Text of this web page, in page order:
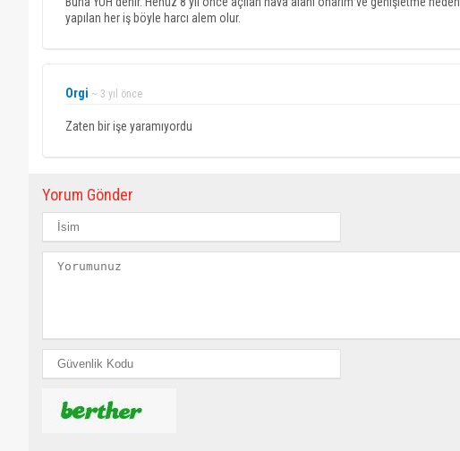
yapılan her iş böyle harcı alem olur.
Orgi ~ 3 yıl önce
Zaten bir işe yaramıyordu
Yorum Gönder